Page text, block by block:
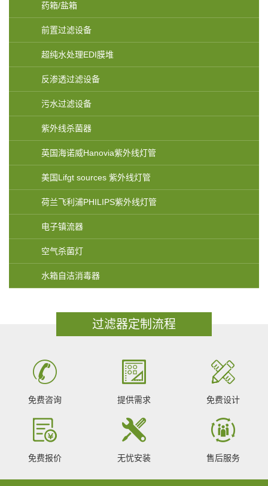
药箱/盐箱
前置过滤设备
超纯水处理EDI膜堆
反渗透过滤设备
污水过滤设备
紫外线杀菌器
英国海诺威Hanovia紫外线灯管
美国Lifgt sources 紫外线灯管
荷兰飞利浦PHILIPS紫外线灯管
电子镇流器
空气杀菌灯
水箱自洁消毒器
过滤器定制流程
免费咨询 提供需求 免费设计
免费报价 无忧安装 售后服务